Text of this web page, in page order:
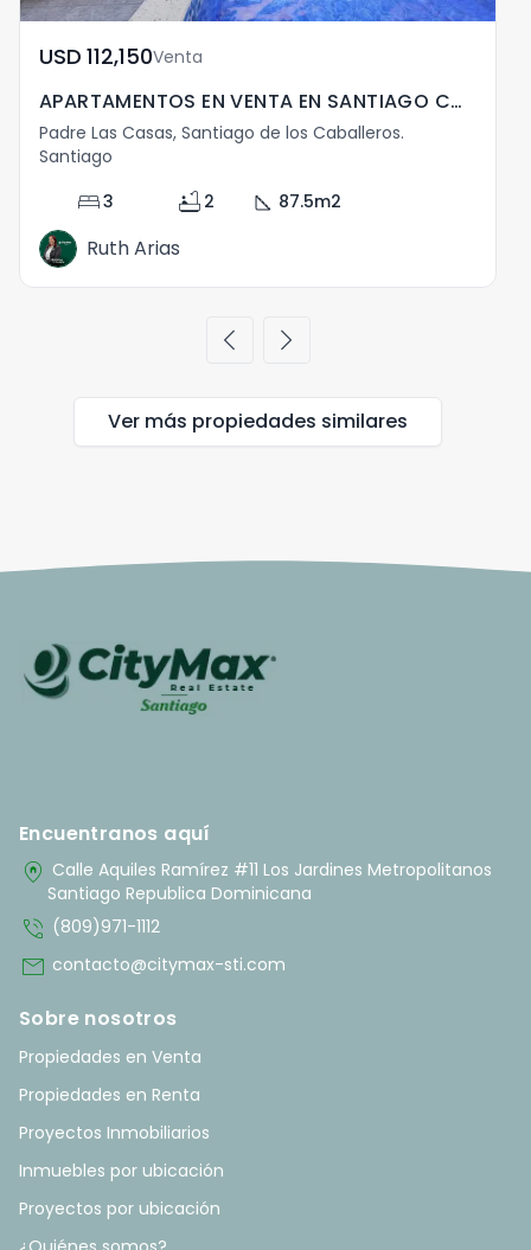
USD	112,150Venta
APARTAMENTOS EN VENTA EN SANTIAGO CON LINEA BLANCA
Padre Las Casas, Santiago de los Caballeros.
Santiago
bed3 bathtub 2 square_foot 87.5m2
Ruth Arias
chevron_left chevron_right
Ver más propiedades similares
Encuentranos aquí
home_pin Calle Aquiles Ramírez #11 Los Jardines Metropolitanos
Santiago Republica Dominicana
phone_in_talk (809)971-1112
mail contacto@citymax-sti.com
Sobre nosotros
Propiedades en Venta
Propiedades en Renta
Proyectos Inmobiliarios
Inmuebles por ubicación
Proyectos por ubicación